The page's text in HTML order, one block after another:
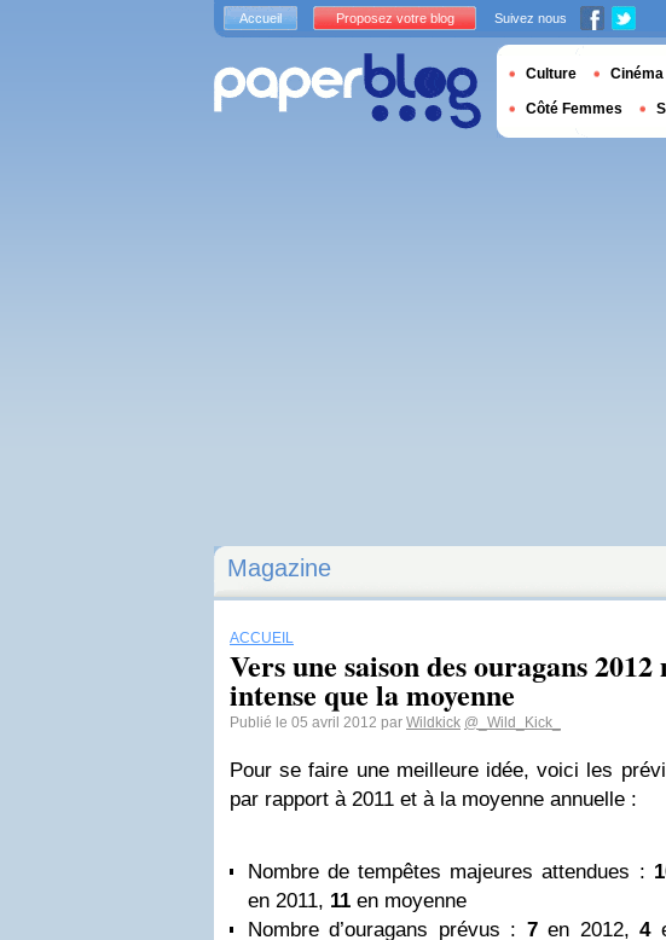
Magazine
ACCUEIL
Vers une saison des ouragans 2012
intense que la moyenne
Publié le 05 avril 2012 par Wildkick @_Wild_Kick_
Pour se faire une meilleure idée, voici les
par rapport à 2011 et à la moyenne annuelle :
Nombre de tempêtes majeures attendues :
en 2011, 11 en moyenne
Nombre d’ouragans prévus : 7en 2012,4
Accueil Proposez votre blog Suivez nous
Culture Cinéma
Côté Femmes